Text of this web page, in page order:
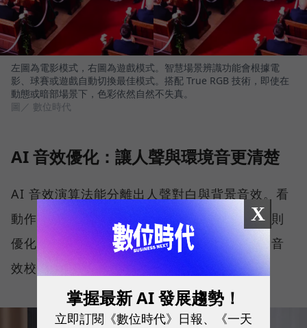
左圖為電影模式，右圖為遊戲模式。智慧場景辨識功能會根據電
影、球賽或遊戲自動切換最佳模式。搭配 True RGB 技術，即使在
動態或暗部場景下，色彩依然自然不失真。
圖／ 數位時代
AI 音效優化：讓人聲與環境音更清楚
AI 音效演算法能分離出人聲對白與背景音效。看
動作大片時，能放大環繞立體感；看新聞時，則
優化人聲頻率，甚至能根據客廳結構進行空間音
效校正。
X
掌握最新 AI 發展趨勢！
立即訂閱《數位時代》日報、《一天